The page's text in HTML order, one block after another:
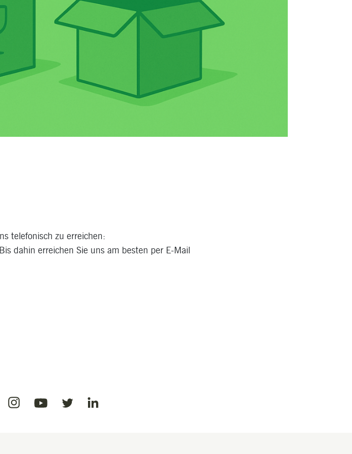
telefonisch zu erreichen:
dahin erreichen Sie uns am besten per E-Mail
InstagramYoutubeTwitterLinkedin